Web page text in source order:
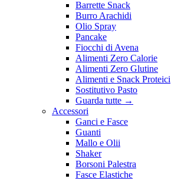
Barrette Snack
Burro Arachidi
Olio Spray
Pancake
Fiocchi di Avena
Alimenti Zero Calorie
Alimenti Zero Glutine
Alimenti e Snack Proteici
Sostitutivo Pasto
Guarda tutte →
Accessori
Ganci e Fasce
Guanti
Mallo e Olii
Shaker
Borsoni Palestra
Fasce Elastiche